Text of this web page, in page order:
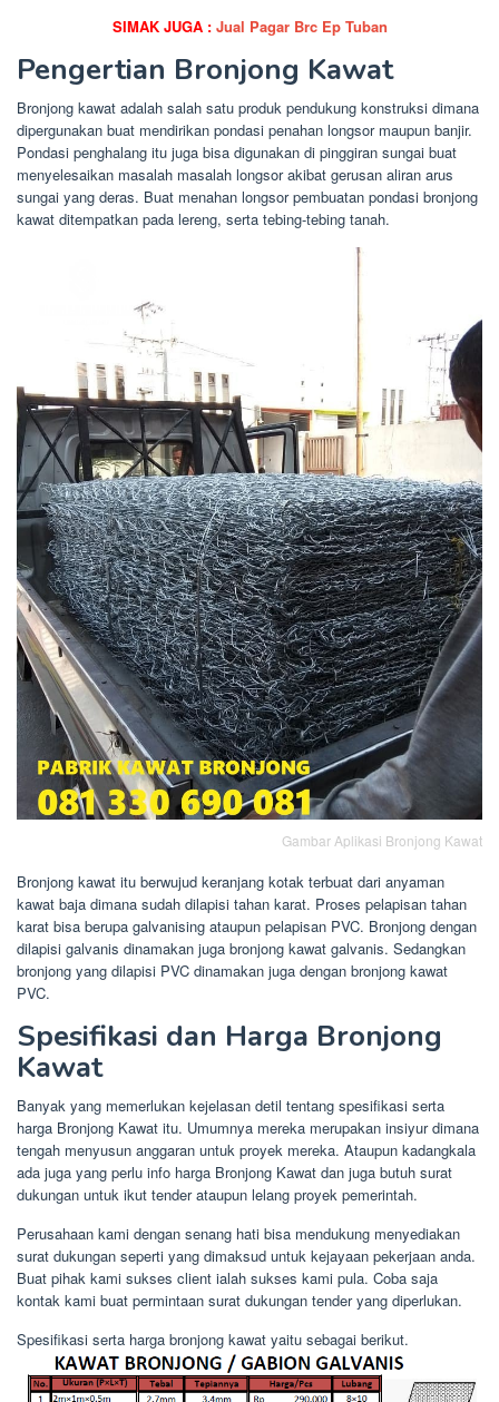
SIMAK JUGA : Jual Pagar Brc Ep Tuban
Pengertian Bronjong Kawat
Bronjong kawat adalah salah satu produk pendukung konstruksi dimana
dipergunakan buat mendirikan pondasi penahan longsor maupun banjir.
Pondasi penghalang itu juga bisa digunakan di pinggiran sungai buat
menyelesaikan masalah masalah longsor akibat gerusan aliran arus
sungai yang deras. Buat menahan longsor pembuatan pondasi bronjong
kawat ditempatkan pada lereng, serta tebing-tebing tanah.
Gambar Aplikasi Bronjong Kawat
Bronjong kawat itu berwujud keranjang kotak terbuat dari anyaman
kawat baja dimana sudah dilapisi tahan karat. Proses pelapisan tahan
karat bisa berupa galvanising ataupun pelapisan PVC. Bronjong dengan
dilapisi galvanis dinamakan juga bronjong kawat galvanis. Sedangkan
bronjong yang dilapisi PVC dinamakan juga dengan bronjong kawat
PVC.
Spesifikasi dan Harga Bronjong
Kawat
Banyak yang memerlukan kejelasan detil tentang spesifikasi serta
harga Bronjong Kawat itu. Umumnya mereka merupakan insiyur dimana
tengah menyusun anggaran untuk proyek mereka. Ataupun kadangkala
ada juga yang perlu info harga Bronjong Kawat dan juga butuh surat
dukungan untuk ikut tender ataupun lelang proyek pemerintah.
Perusahaan kami dengan senang hati bisa mendukung menyediakan
surat dukungan seperti yang dimaksud untuk kejayaan pekerjaan anda.
Buat pihak kami sukses client ialah sukses kami pula. Coba saja
kontak kami buat permintaan surat dukungan tender yang diperlukan.
Spesifikasi serta harga bronjong kawat yaitu sebagai berikut.